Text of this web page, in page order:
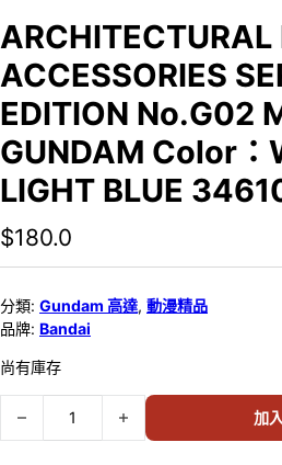
ARCHITECTURAL
ACCESSORIES
EDITION No.G02
GUNDAM Color：
LIGHT BLUE
$180.0
分類: Gundam 高達, 動漫精品
品牌: Bandai
尚有庫存
ARCHITECTURAL MODEL
加